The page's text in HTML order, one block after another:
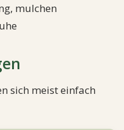
mulchen
sich meist einfach